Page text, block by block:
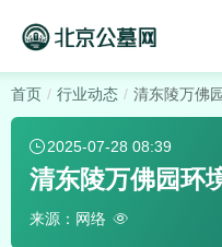
首页 行业动态 清东陵万佛
2025-07-28 08:39
清东陵万佛园环
来源：网络